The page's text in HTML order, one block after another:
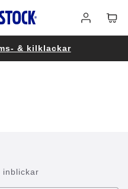
in
& kilklackar
inblickar